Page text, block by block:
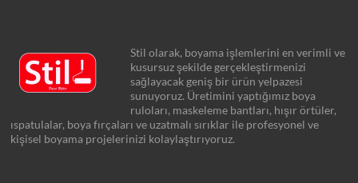
Stil olarak, boyama işlemlerini en verimli ve
kusursuz şekilde gerçekleştirmenizi
sağlayacak geniş bir ürün yelpazesi
sunuyoruz. Üretimini yaptığımız boya
ruloları, maskeleme bantları, hışır örtüler,
ıspatulalar, boya fırçaları ve uzatmalı sırıklar ile profesyonel ve
kişisel boyama projelerinizi kolaylaştırıyoruz.